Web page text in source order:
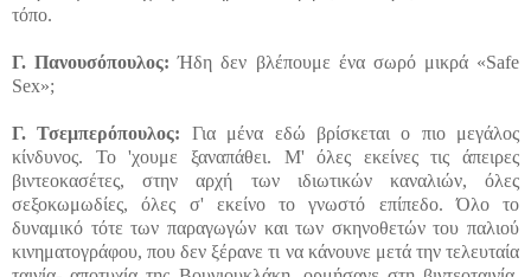
τόπο.
Γ. Πανουσόπουλος: Ήδη δεν βλέπουμε ένα σωρό μικρά «Safe
Sex»;
Γ. Τσεμπερόπουλος: Για μένα εδώ βρίσκεται ο πιο μεγάλος
κίνδυνος. Το 'χουμε ξαναπάθει. Μ' όλες εκείνες τις άπειρες
βιντεοκασέτες, στην αρχή των ιδιωτικών καναλιών, όλες
σεξοκωμωδίες, όλες σ' εκείνο το γνωστό επίπεδο. Όλο το
δυναμικό τότε των παραγωγών και των σκηνοθετών του παλιού
κινηματογράφου, που δεν ξέρανε τι να κάνουνε μετά την τελευταία